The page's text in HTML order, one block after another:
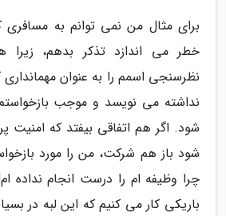
برای مثال من نمی توانم به مسافری
خطر می اندازد تذکر بدهم، زیرا
نظرسنجی اسمم را به عنوان مهمانداری
نداشته می نویسد و موجب
شود. اگر هم اتفاقی بیفتد که امنیت
شود باز هم شرکت، من را مورد
چرا وظیفه ام را درست انجام نداده
باریکی کار می کنیم که این لبه در